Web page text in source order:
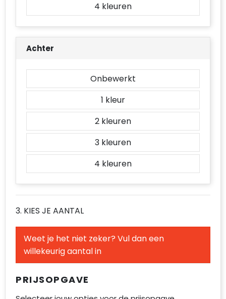
4
Achter
Onbewerkt
1
2
3
4
3. KIES JE AANTAL
Weet je het niet zeker? Vul dan een
willekeurig aantal in
PRIJSOPGAVE